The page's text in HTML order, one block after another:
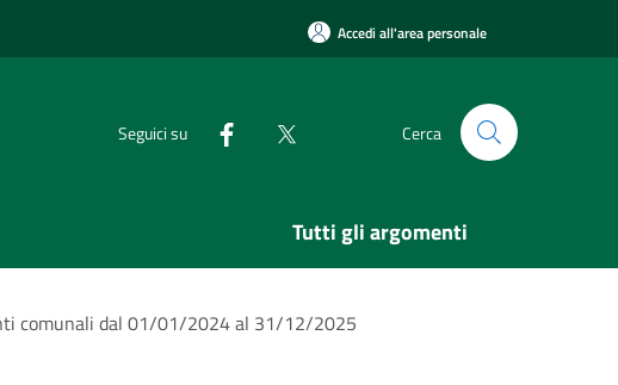
Accedi all'area personale
Seguici su Cerca
Tutti gli argomenti
comunali dal 01/01/2024 al 31/12/2025